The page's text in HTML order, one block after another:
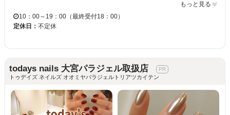
もっと見る
10：00～19：00（最終受付18：00）
定休日： 不定休
todays nails 大宮パラジェル取扱店
トゥデイズ ネイルズ オオミヤパラジェルトリアツカイテン